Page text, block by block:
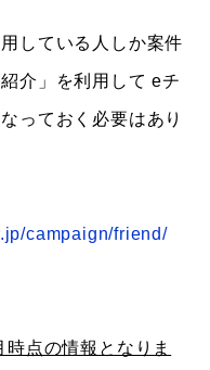
している人しか案件
介」を利用して eチ
っておく必要はあり
campaign/friend/
点の情報となりま